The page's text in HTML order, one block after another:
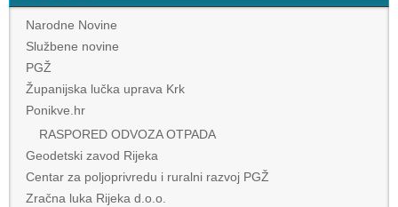
Narodne Novine
Službene novine
PGŽ
Županijska lučka uprava Krk
Ponikve.hr
RASPORED ODVOZA OTPADA
Geodetski zavod Rijeka
Centar za poljoprivredu i ruralni razvoj PGŽ
Zračna luka Rijeka d.o.o.